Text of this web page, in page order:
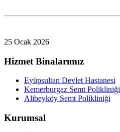
25 Ocak 2026
Hizmet Binalarımız
Eyüpsultan Devlet Hastanesi
Kemerburgaz Semt Polikliniği
Alibeyköy Semt Polikliniği
Kurumsal